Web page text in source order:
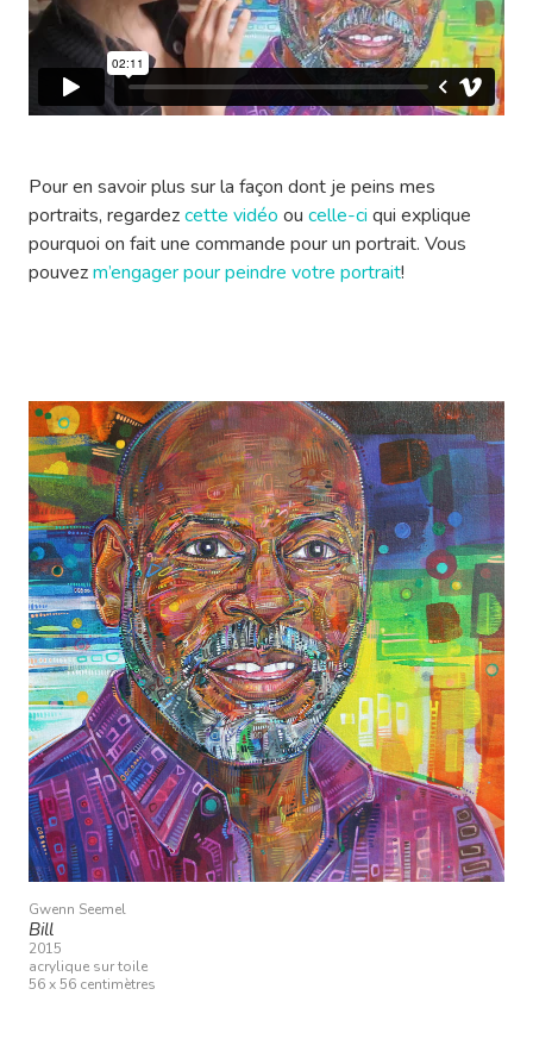
Pour en savoir plus sur la façon dont je peins mes
portraits, regardezcette vidéo ou celle-ci qui explique
pourquoi on fait une commande pour un portrait. Vous
pouvezm’engager pour peindre votre portrait!
Gwenn Seemel
Bill
2015
acrylique sur toile
56 x 56 centimètres